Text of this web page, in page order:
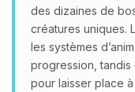
des dizaines de
créatures uniques.
les systèmes
progression,
pour laisser place